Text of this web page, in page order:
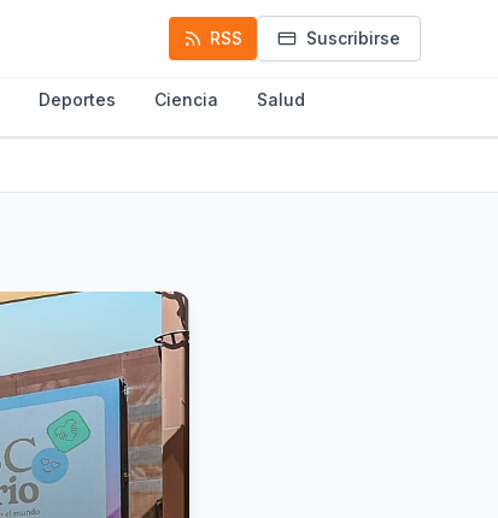
RSS Suscribirse
Deportes Ciencia Salud